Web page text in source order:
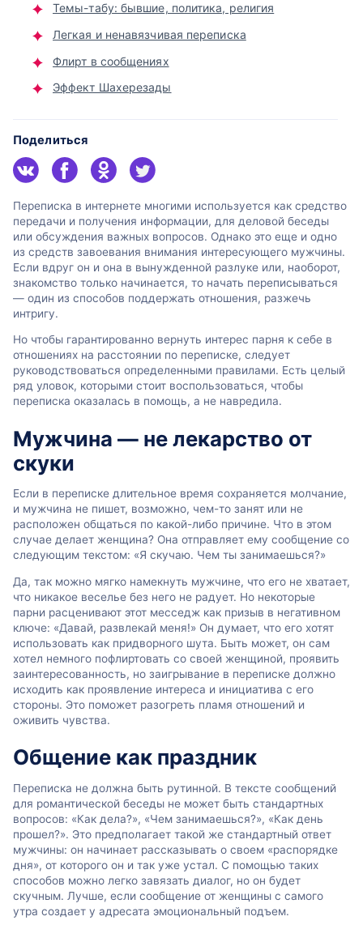
Темы-табу: бывшие, политика, религия
Легкая и ненавязчивая переписка
Флирт в сообщениях
Эффект Шахерезады
Поделиться
Переписка в интернете многими используется как средство
передачи и получения информации, для деловой беседы
или обсуждения важных вопросов. Однако это еще и одно
из средств завоевания внимания интересующего мужчины.
Если вдруг он и она в вынужденной разлуке или, наоборот,
знакомство только начинается, то начать переписываться
— один из способов поддержать отношения, разжечь
интригу.
Но чтобы гарантированно вернуть интерес парня к себе в
отношениях на расстоянии по переписке, следует
руководствоваться определенными правилами. Есть целый
ряд уловок, которыми стоит воспользоваться, чтобы
переписка оказалась в помощь, а не навредила.
Мужчина — не лекарство от
скуки
Если в переписке длительное время сохраняется молчание,
и мужчина не пишет, возможно, чем-то занят или не
расположен общаться по какой-либо причине. Что в этом
случае делает женщина? Она отправляет ему сообщение со
следующим текстом: «Я скучаю. Чем ты занимаешься?»
Да, так можно мягко намекнуть мужчине, что его не хватает,
что никакое веселье без него не радует. Но некоторые
парни расценивают этот месседж как призыв в негативном
ключе: «Давай, развлекай меня!» Он думает, что его хотят
использовать как придворного шута. Быть может, он сам
хотел немного пофлиртовать со своей женщиной, проявить
заинтересованность, но заигрывание в переписке должно
исходить как проявление интереса и инициатива с его
стороны. Это поможет разогреть пламя отношений и
оживить чувства.
Общение как праздник
Переписка не должна быть рутинной. В тексте сообщений
для романтической беседы не может быть стандартных
вопросов: «Как дела?», «Чем занимаешься?», «Как день
прошел?». Это предполагает такой же стандартный ответ
мужчины: он начинает рассказывать о своем «распорядке
дня», от которого он и так уже устал. С помощью таких
способов можно легко завязать диалог, но он будет
скучным. Лучше, если сообщение от женщины с самого
утра создает у адресата эмоциональный подъем.